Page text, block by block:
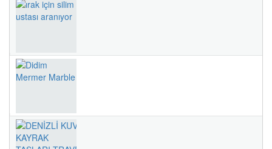
ırak için silim ustası aranıyor
1 EURO
Didim Mermer Marble